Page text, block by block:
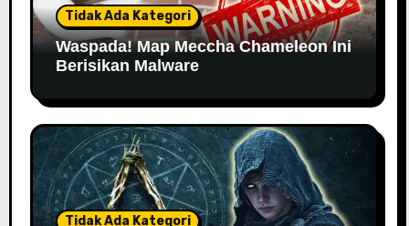
Tidak Ada Kategori
Waspada! Map Meccha Chameleon Ini
Berisikan Malware
Tidak Ada Kategori